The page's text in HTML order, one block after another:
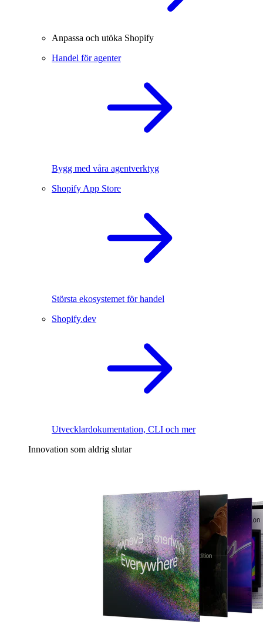
Anpassa och utöka Shopify
Handel för agenter
Bygg med våra agentverktyg
Shopify App Store
Största ekosystemet för handel
Shopify.dev
Utvecklardokumentation, CLI och mer
Innovation som aldrig slutar